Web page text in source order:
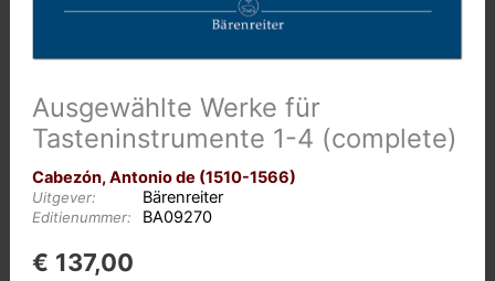
Ausgewählte Werke für
Tasteninstrumente 1-4 (complete)
Cabezón, Antonio de (1510-1566)
Uitgever: Bärenreiter
Editienummer: BA09270
€ 137,00